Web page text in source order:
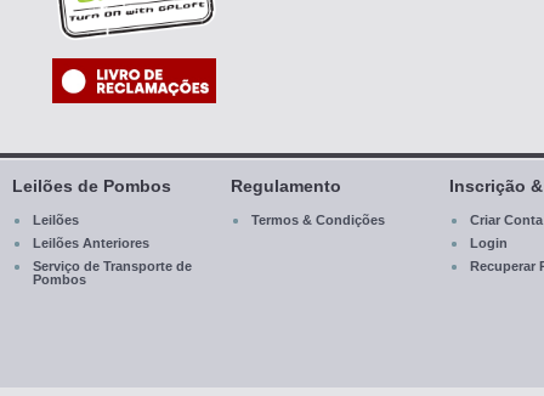
Leilões de Pombos
Leilões
Leilões Anteriores
Serviço de Transporte de
Pombos
Regulamento
Termos & Condições
Inscrição
Criar Conta
Login
Recuperar